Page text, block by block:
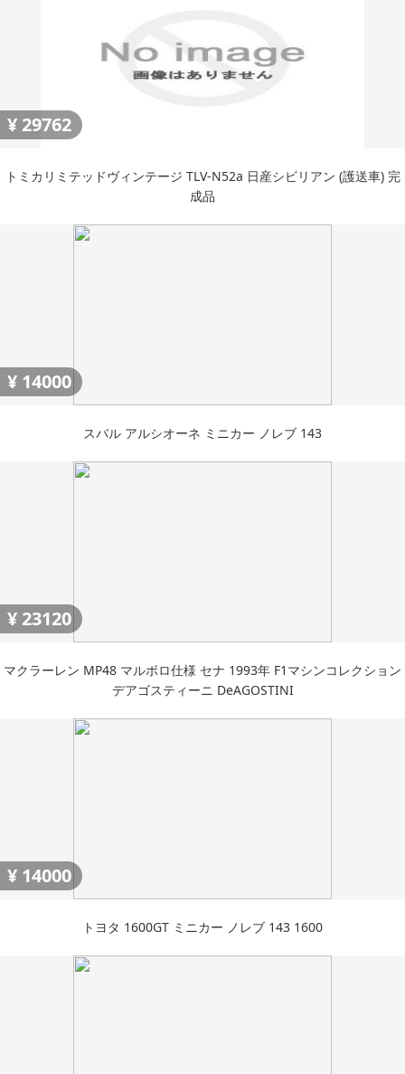
¥ 29762
トミカリミテッドヴィンテージ TLV-N52a 日産シビリアン (護送車) 完
成品
¥ 14000
スバル アルシオーネ ミニカー ノレブ 143
¥ 23120
マクラーレン MP48 マルボロ仕様 セナ 1993年 F1マシンコレクション
デアゴスティーニ DeAGOSTINI
¥ 14000
トヨタ 1600GT ミニカー ノレブ 143 1600